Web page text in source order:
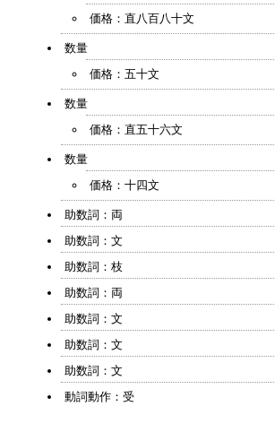
価格：直八百八十文
数量
価格：五十文
数量
価格：直五十六文
数量
価格：十四文
助数詞：両
助数詞：文
助数詞：枝
助数詞：両
助数詞：文
助数詞：文
助数詞：文
動詞動作：受